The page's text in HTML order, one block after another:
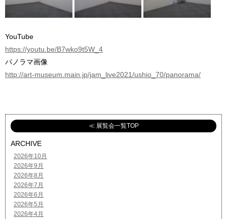
YouTube
https://youtu.be/B7wko9t5W_4
パノラマ画像
http://art-museum.main.jp/jam_live2021/ushio_70/panorama/
≪ 展覧会一覧TOP
ARCHIVE
2026年10月
2026年9月
2026年8月
2026年7月
2026年6月
2026年5月
2026年4月